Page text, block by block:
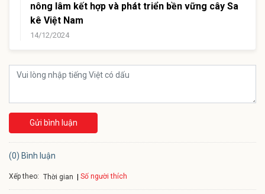
nông lâm kết hợp và phát triển bền vững cây Sa
kê Việt Nam
14/12/2024
Gửi bình luận
(0) Bình luận
Xếp theo: Thời gian Số người thích